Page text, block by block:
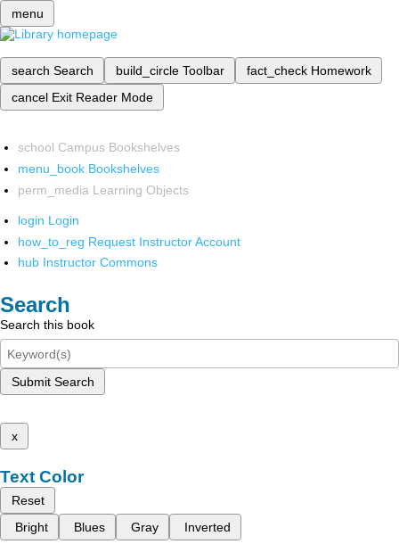
menu
search Search build_circle Toolbar fact_check Homework
cancel Exit Reader Mode
school Campus Bookshelves
menu_book Bookshelves
perm_media Learning Objects
login Login
how_to_reg Request Instructor Account
hub Instructor Commons
Search
Search this book
Submit Search
x
Text Color
Reset
Bright
Blues Gray Inverted